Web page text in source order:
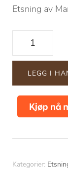
Etsning av
"This
too
shall
pass"
antall
LEGG I
Kategorier: